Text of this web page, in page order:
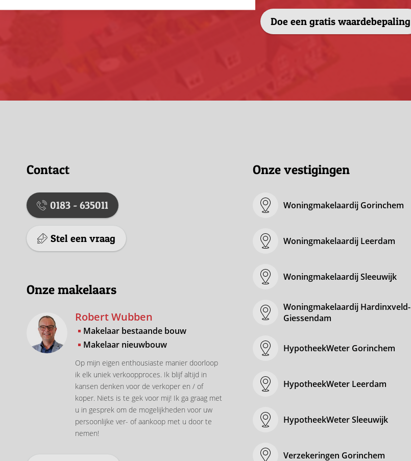
Doe een gratis waardebepaling
Contact
0183 - 635011
Stel een vraag
Onze makelaars
Robert Wubben
Makelaar bestaande bouw
Makelaar nieuwbouw
Op mijn eigen enthousiaste manier doorloop
ik elk uniek verkoopproces. Ik blijf altijd in
kansen denken voor de verkoper en / of
koper. Niets is te gek voor mij! Ik ga graag met
u in gesprek om de mogelijkheden voor uw
persoonlijke ver- of aankoop met u door te
nemen!
Onze vestigingen
Woningmakelaardij Gorinchem
Woningmakelaardij Leerdam
Woningmakelaardij Sleeuwijk
Woningmakelaardij Hardinxveld-
Giessendam
HypotheekWeter Gorinchem
HypotheekWeter Leerdam
HypotheekWeter Sleeuwijk
Verzekeringen Gorinchem